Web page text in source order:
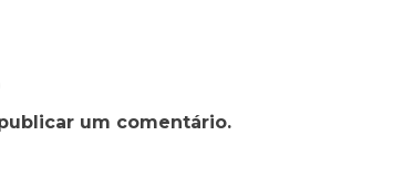
um comentário.